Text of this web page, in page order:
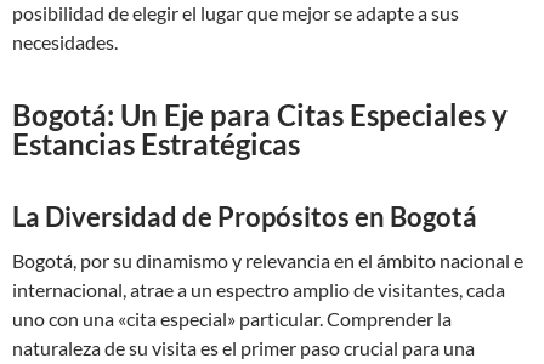
posibilidad de elegir el lugar que mejor se adapte a sus
necesidades.
Bogotá: Un Eje para Citas Especiales y
Estancias Estratégicas
La Diversidad de Propósitos en Bogotá
Bogotá, por su dinamismo y relevancia en el ámbito nacional e
internacional, atrae a un espectro amplio de visitantes, cada
uno con una «cita especial» particular. Comprender la
naturaleza de su visita es el primer paso crucial para una